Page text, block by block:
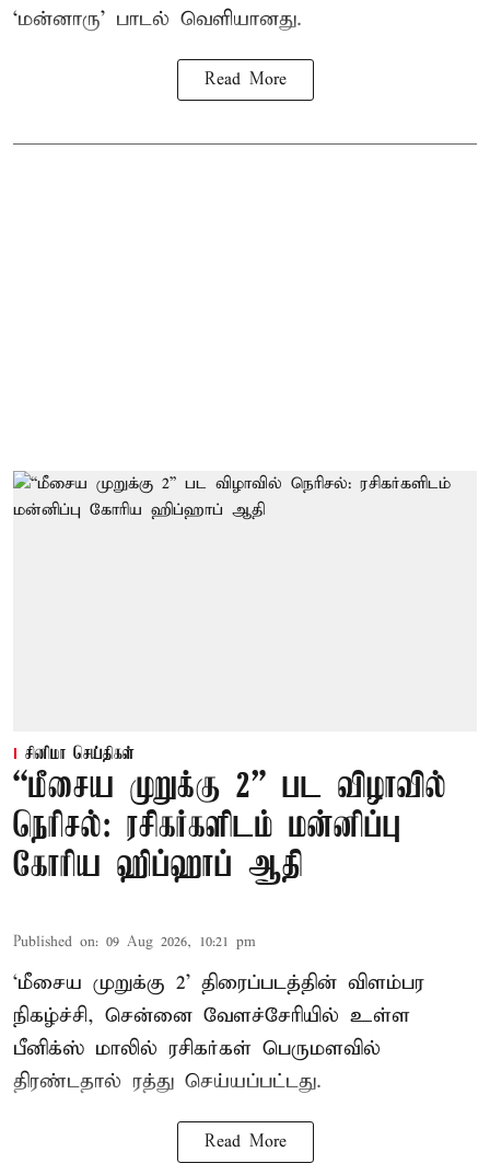
‘மன்னாரு’ பாடல் வெளியானது.
Read More
சினிமா செய்திகள்
“மீசைய முறுக்கு 2” பட விழாவில்
நெரிசல்: ரசிகர்களிடம் மன்னிப்பு
கோரிய ஹிப்ஹாப் ஆதி
Published on: 09 Aug 2026, 10:21 pm
‘மீசைய முறுக்கு 2’ திரைப்படத்தின் விளம்பர
நிகழ்ச்சி, சென்னை வேளச்சேரியில் உள்ள
பீனிக்ஸ் மாலில் ரசிகர்கள் பெருமளவில்
திரண்டதால் ரத்து செய்யப்பட்டது.
Read More